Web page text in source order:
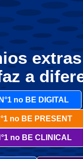
a
N°1 no BE DIGITAL
no BE PRESENT
no BE CLINICAL